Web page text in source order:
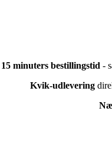
15 minuters bestillingstid -
Kvik-udlevering